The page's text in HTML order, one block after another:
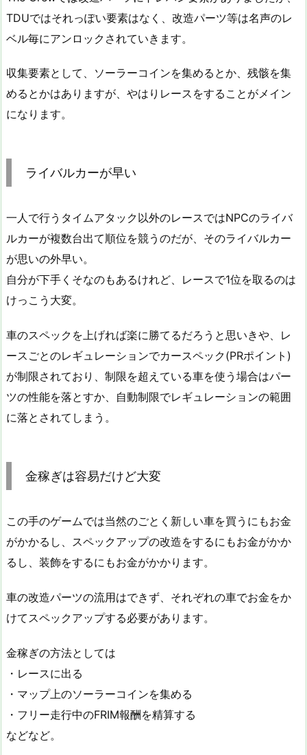
TDUではそれっぽい要素はなく、改造パーツ等は名声のレ
ベル毎にアンロックされていきます。
収集要素として、ソーラーコインを集めるとか、残骸を集
めるとかはありますが、やはりレースをすることがメイン
になります。
ライバルカーが早い
一人で行うタイムアタック以外のレースではNPCのライバ
ルカーが複数台出て順位を競うのだが、そのライバルカー
が思いの外早い。
自分が下手くそなのもあるけれど、レースで1位を取るのは
けっこう大変。
車のスペックを上げれば楽に勝てるだろうと思いきや、レ
ースごとのレギュレーションでカースペック(PRポイント)
が制限されており、制限を超えている車を使う場合はパー
ツの性能を落とすか、自動制限でレギュレーションの範囲
に落とされてしまう。
金稼ぎは容易だけど大変
この手のゲームでは当然のごとく新しい車を買うにもお金
がかかるし、スペックアップの改造をするにもお金がかか
るし、装飾をするにもお金がかかります。
車の改造パーツの流用はできず、それぞれの車でお金をか
けてスペックアップする必要があります。
金稼ぎの方法としては
・レースに出る
・マップ上のソーラーコインを集める
・フリー走行中のFRIM報酬を精算する
などなど。